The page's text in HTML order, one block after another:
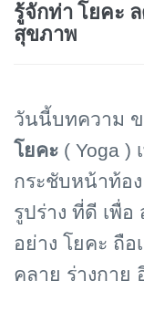
รู้จักท่า โยคะ
สุขภาพ
วันนี้บทความ ข
โยคะ ( Yoga )
กระชับหน้าท้อง
รูปร่าง ที่ดี เพื่
อย่าง โยคะ ถือ
คลาย ร่างกาย